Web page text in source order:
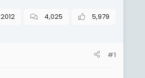
4,025 5,979
#1